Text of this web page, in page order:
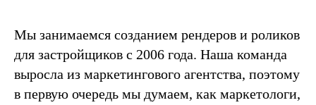
Мы занимаемся созданием рендеров и роликов
для застройщиков с 2006 года. Наша команда
выросла из маркетингового агентства, поэтому
в первую очередь мы думаем, как маркетологи,